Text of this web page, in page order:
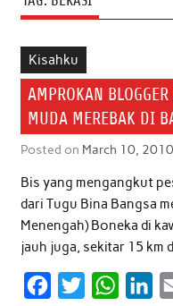
Kisahku
AMPROKAN
MUDA MEREBAK DI
Posted on March 10, 2010
Bis yang mengangkut
dari Tugu Bina Bangsa
Menengah) Boneka di
jauh juga, sekitar 15
W